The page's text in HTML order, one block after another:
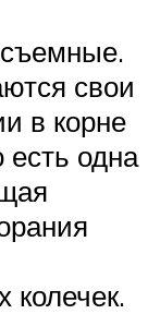
свои
в корне
есть одна
колечек.